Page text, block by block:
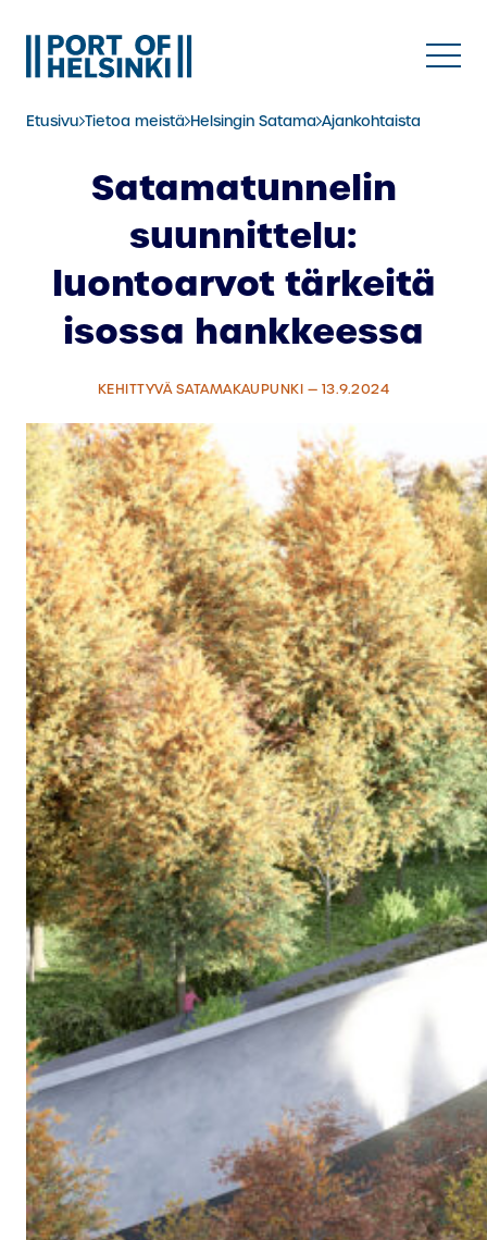
sisältöön
Etusivu Tietoa meistä Helsingin Satama Ajankohtaista
Satamatunnelin
suunnittelu:
luontoarvot tärkeitä
isossa hankkeessa
KEHITTYVÄ SATAMAKAUPUNKI — 13.9.2024